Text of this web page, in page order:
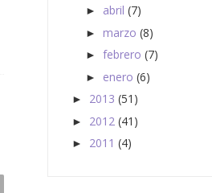
► abril (7)
► marzo (8)
► febrero (7)
► enero (6)
► 2013 (51)
► 2012 (41)
► 2011 (4)